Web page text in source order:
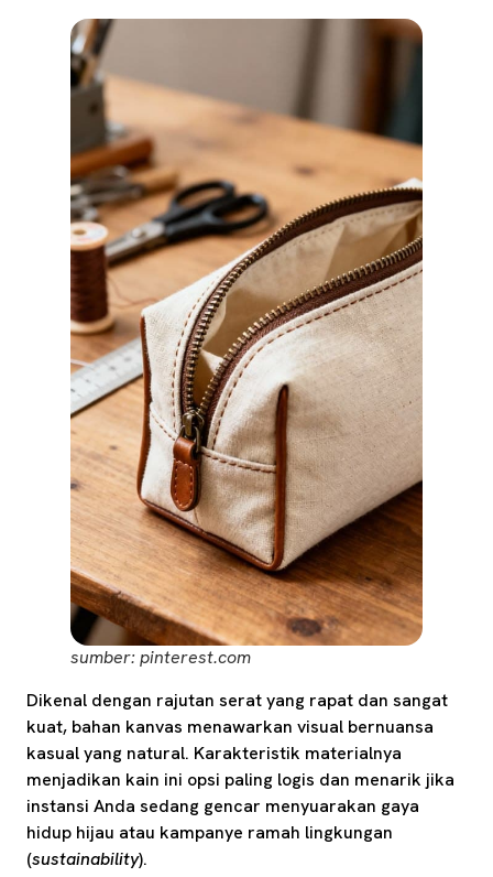
sumber: pinterest.com
Dikenal dengan rajutan serat yang rapat dan sangat
kuat, bahan kanvas menawarkan visual bernuansa
kasual yang natural. Karakteristik materialnya
menjadikan kain ini opsi paling logis dan menarik jika
instansi Anda sedang gencar menyuarakan gaya
hidup hijau atau kampanye ramah lingkungan
(sustainability).